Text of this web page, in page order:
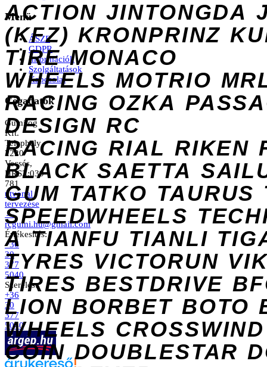
ACTION JINTONGDA
(KFZ) KRONPRINZ
TIRE MONACO
WHEELS MOTRIO
RACING OZKA
DESIGN RC
RACING RIAL RIKEN
BLACK SAETTA
GUM TATKO TAURUS
SPEEDWHEELS
A TIANFU TIANLI
TYRES VICTORUN
TIRES BESTDRIVE
LION BORBET BOTO
WHEELS CROSSWIND
COIN DOUBLESTAR
Menü
ÁSZF
GDPR
Információk
Szolgáltatások
Kapcsolat
Cégadatok
Gumilog
Kft.
Telephely
2220
Vecsés,
HRSZ:039
781
útvonal
tervezése
→
rcgumi.hu@gmail.com
Értékesítés:
+36
30
377
5040
Szerelés:
+36
30
377
5040